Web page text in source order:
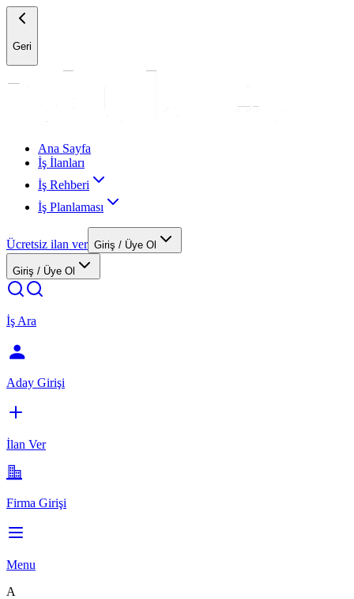
Geri
Ana Sayfa
İş İlanları
İş Rehberi
İş Planlaması
Ücretsiz ilan ver Giriş / Üye Ol
Giriş / Üye Ol
İş Ara
Aday Girişi
İlan Ver
Firma Girişi
Menu
A